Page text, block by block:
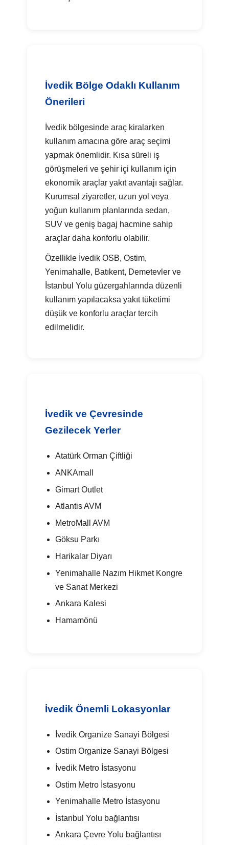
İvedik Bölge Odaklı Kullanım
Önerileri
İvedik bölgesinde araç kiralarken
kullanım amacına göre araç seçimi
yapmak önemlidir. Kısa süreli iş
görüşmeleri ve şehir içi kullanım için
ekonomik araçlar yakıt avantajı sağlar.
Kurumsal ziyaretler, uzun yol veya
yoğun kullanım planlarında sedan,
SUV ve geniş bagaj hacmine sahip
araçlar daha konforlu olabilir.
Özellikle İvedik OSB, Ostim,
Yenimahalle, Batıkent, Demetevler ve
İstanbul Yolu güzergahlarında düzenli
kullanım yapılacaksa yakıt tüketimi
düşük ve konforlu araçlar tercih
edilmelidir.
İvedik ve Çevresinde
Gezilecek Yerler
Atatürk Orman Çiftliği
ANKAmall
Gimart Outlet
Atlantis AVM
MetroMall AVM
Göksu Parkı
Harikalar Diyarı
Yenimahalle Nazım Hikmet Kongre
ve Sanat Merkezi
Ankara Kalesi
Hamamönü
İvedik Önemli Lokasyonlar
İvedik Organize Sanayi Bölgesi
Ostim Organize Sanayi Bölgesi
İvedik Metro İstasyonu
Ostim Metro İstasyonu
Yenimahalle Metro İstasyonu
İstanbul Yolu bağlantısı
Ankara Çevre Yolu bağlantısı